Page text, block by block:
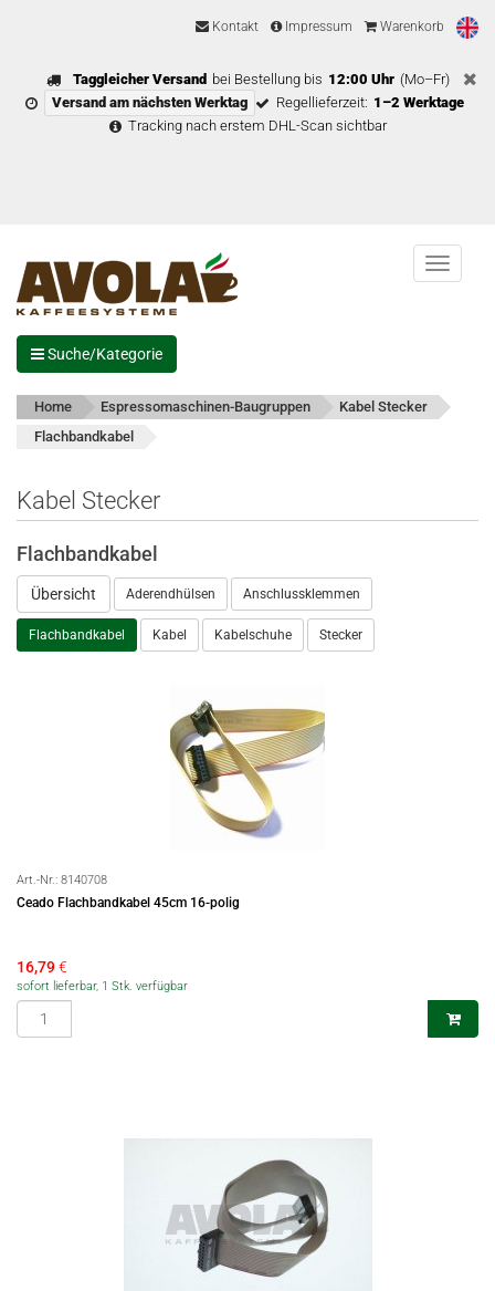
Kontakt Impressum Warenkorb
Taggleicher Versand bei Bestellung bis 12:00 Uhr (Mo–Fr)
Versand am nächsten Werktag
Regellieferzeit: 1–2 Werktage
Tracking nach erstem DHL-Scan sichtbar
Menu
Suche/Kategorie
Home Espressomaschinen-Baugruppen
Kabel Stecker
Flachbandkabel
Kabel Stecker
Flachbandkabel
Übersicht Aderendhülsen Anschlussklemmen
Flachbandkabel Kabel Kabelschuhe Stecker
Art.-Nr.: 8140708
Ceado Flachbandkabel 45cm 16-polig
16,79€
sofort lieferbar, 1 Stk. verfügbar